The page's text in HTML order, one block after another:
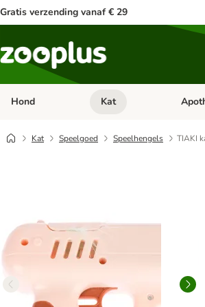
Gratis verzending vanaf € 29
Hond Open categorie menu:
Kat Open
Kat Speelgoed Speelhengels TIAKI